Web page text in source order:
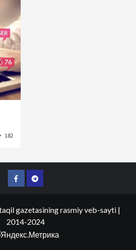
182
FacebookTelegram
gazetasining rasmiy veb-sayti |
2014-2024